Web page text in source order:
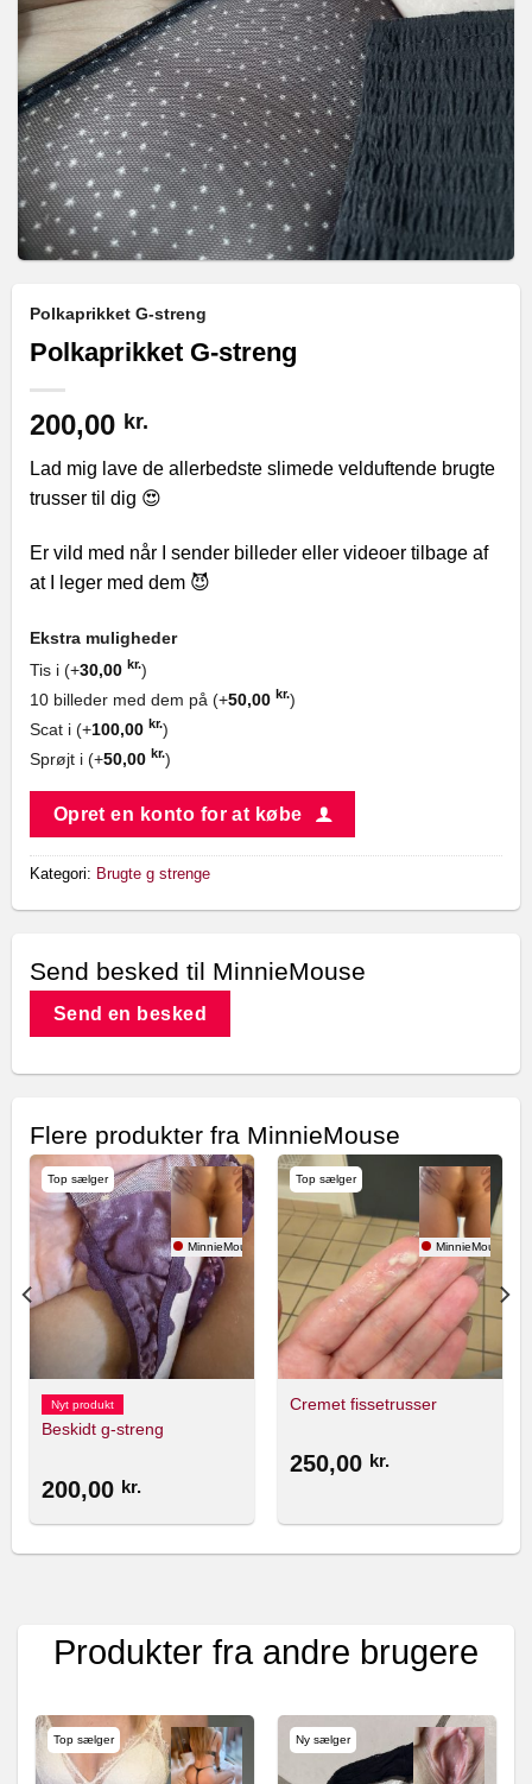
Polkaprikket G-streng
Polkaprikket G-streng
200,00 kr.
Lad mig lave de allerbedste slimede velduftende brugte
trusser til dig 😍
Er vild med når I sender billeder eller videoer tilbage af
at I leger med dem 😈
Ekstra muligheder
Tis i (+30,00 kr.)
10 billeder med dem på (+50,00 kr.)
Scat i (+100,00 kr.)
Sprøjt i (+50,00 kr.)
Opret en konto for at købe
Kategori: Brugte g strenge
Send besked til MinnieMouse
Send en besked
Flere produkter fra MinnieMouse
Top sælger
MinnieMouse
Nyt produkt
Beskidt g-streng
200,00 kr.
Top sælger
MinnieMouse
Cremet fissetrusser
250,00 kr.
Produkter fra andre brugere
Top sælger Ny sælger